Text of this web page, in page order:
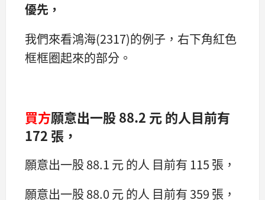
優先，
我們來看鴻海(2317)的例子，右下角紅色
框框圈起來的部分。
買方願意出一股 88.2 元 的人目前有
172 張，
願意出一股 88.1 元 的人 目前有 115 張，
願意出一股 88.0 元 的人 目前有 359 張，